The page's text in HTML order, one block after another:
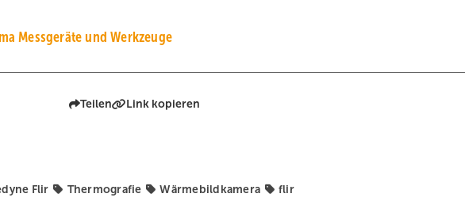
Messgeräte und Werkzeuge
Teilen Link kopieren
Flir Thermografie Wärmebildkamera flir